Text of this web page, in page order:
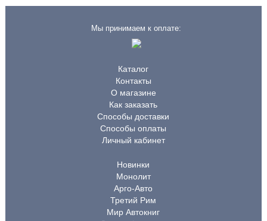
Мы принимаем к оплате:
Каталог
Контакты
О магазине
Как заказать
Способы доставки
Способы оплаты
Личный кабинет
Новинки
Монолит
Арго-Авто
Третий Рим
Мир Автокниг